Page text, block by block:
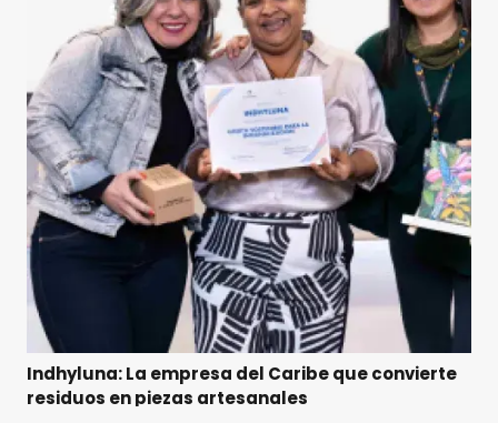
Indhyluna: La empresa del Caribe que convierte
residuos en piezas artesanales